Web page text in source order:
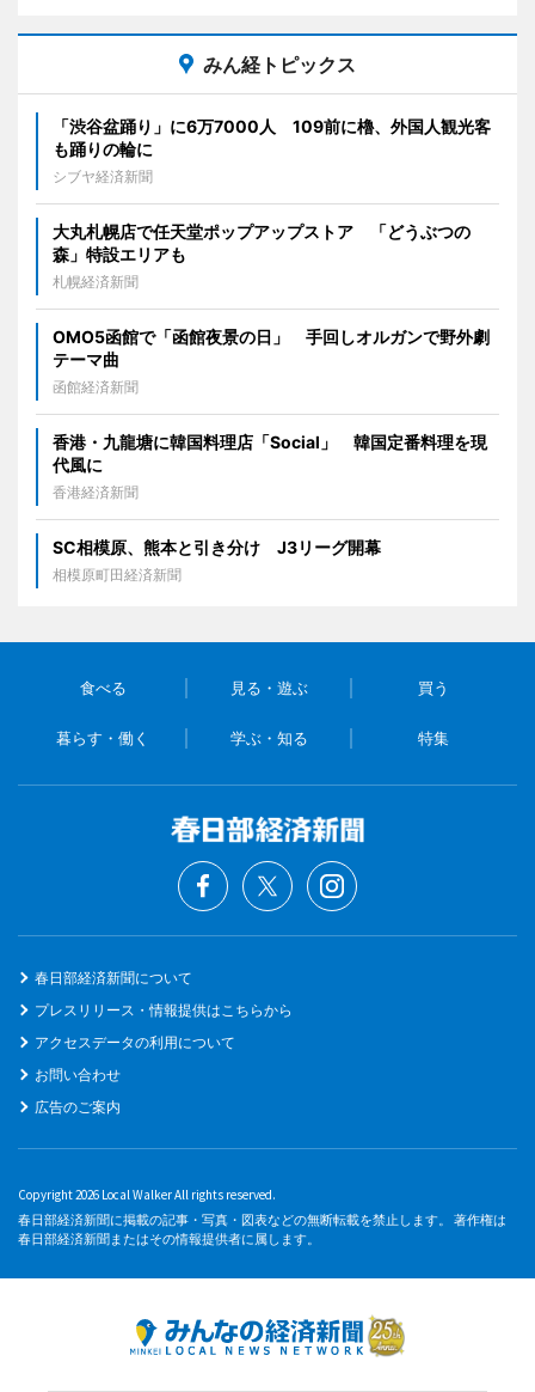
みん経トピックス
「渋谷盆踊り」に6万7000人 109前に櫓、外国人観光客
も踊りの輪に
シブヤ経済新聞
大丸札幌店で任天堂ポップアップストア 「どうぶつの
森」特設エリアも
札幌経済新聞
OMO5函館で「函館夜景の日」 手回しオルガンで野外劇
テーマ曲
函館経済新聞
香港・九龍塘に韓国料理店「Social」 韓国定番料理を現
代風に
香港経済新聞
SC相模原、熊本と引き分け J3リーグ開幕
相模原町田経済新聞
食べる 見る・遊ぶ 買う
暮らす・働く 学ぶ・知る 特集
春日部経済新聞について
プレスリリース・情報提供はこちらから
アクセスデータの利用について
お問い合わせ
広告のご案内
Copyright 2026 Local Walker All rights reserved.
春日部経済新聞に掲載の記事・写真・図表などの無断転載を禁止します。 著作権は
春日部経済新聞またはその情報提供者に属します。